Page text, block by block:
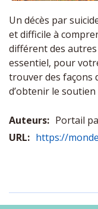
Un décès par
et difficile à
différent des
essentiel, pour
trouver des façons
d’obtenir le
Auteurs: Portail
URL: https://